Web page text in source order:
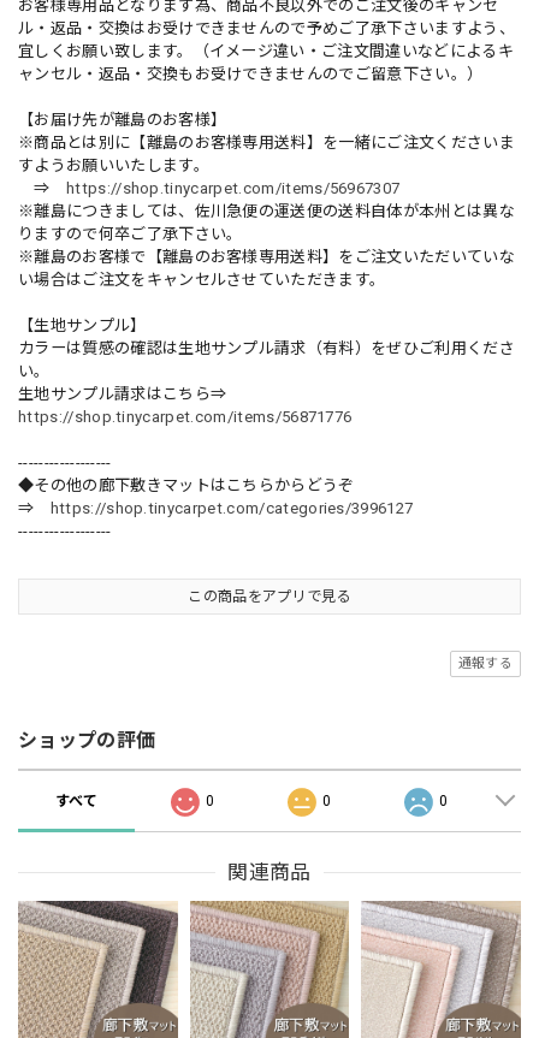
お客様専用品となります為、商品不良以外でのご注文後のキャンセ
ル・返品・交換はお受けできませんので予めご了承下さいますよう、
宜しくお願い致します。（イメージ違い・ご注文間違いなどによるキ
ャンセル・返品・交換もお受けできませんのでご留意下さい。）
【お届け先が離島のお客様】
※商品とは別に【離島のお客様専用送料】を一緒にご注文くださいま
すようお願いいたします。
⇒
https://shop.tinycarpet.com/items/56967307
※離島につきましては、佐川急便の運送便の送料自体が本州とは異な
りますので何卒ご了承下さい。
※離島のお客様で【離島のお客様専用送料】をご注文いただいていな
い場合はご注文をキャンセルさせていただきます。
【生地サンプル】
カラーは質感の確認は生地サンプル請求（有料）をぜひご利用くださ
い。
生地サンプル請求はこちら⇒
https://shop.tinycarpet.com/items/56871776
------------------
◆その他の廊下敷きマットはこちらからどうぞ
⇒
https://shop.tinycarpet.com/categories/3996127
------------------
この商品をアプリで見る
通報する
ショップの評価
すべて 0 0 0
関連商品